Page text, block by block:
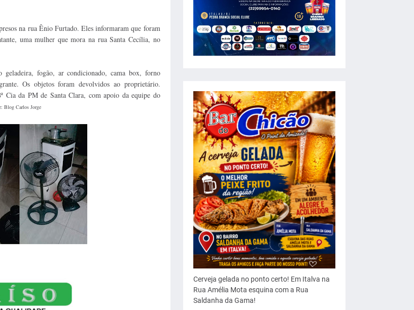
na rua Ênio Furtado. Eles informaram que foram
uma mulher que mora na rua Santa Cecília, no
geladeira, fogão, ar condicionado, cama box, forno
Os objetos foram devolvidos ao proprietário.
ª Cia da PM de Santa Clara, com apoio da equipe do
Blog Carlos Jorge
Cerveja gelada no ponto certo! Em Italva na
Rua Amélia Mota esquina com a Rua
Saldanha da Gama!